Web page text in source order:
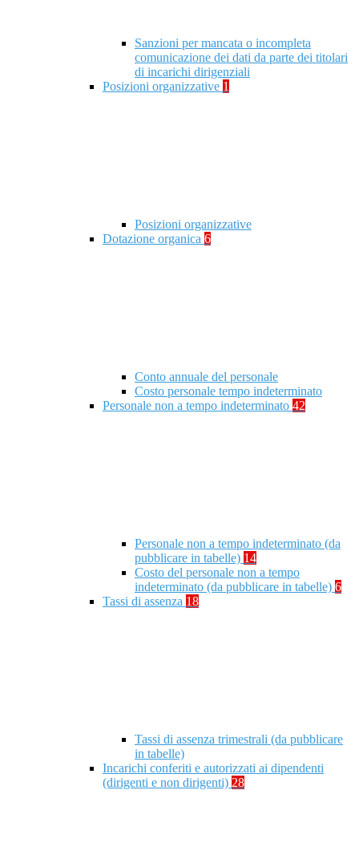
Sanzioni per mancata o incompleta
comunicazione dei dati da parte dei titolari
di incarichi dirigenziali
Posizioni organizzative 1
Posizioni organizzative
Dotazione organica 6
Conto annuale del personale
Costo personale tempo indeterminato
Personale non a tempo indeterminato 42
Personale non a tempo indeterminato (da
pubblicare in tabelle) 14
Costo del personale non a tempo
indeterminato (da pubblicare in tabelle) 6
Tassi di assenza 18
Tassi di assenza trimestrali (da pubblicare
in tabelle)
Incarichi conferiti e autorizzati ai dipendenti
(dirigenti e non dirigenti) 28